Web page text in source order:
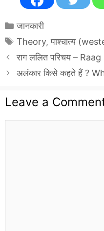
Categories
जानकारी
Tags
Theory,पाश्चात्य
राग ललित परिचय –
अलंकार किसे कहते हैं ?
Leave a